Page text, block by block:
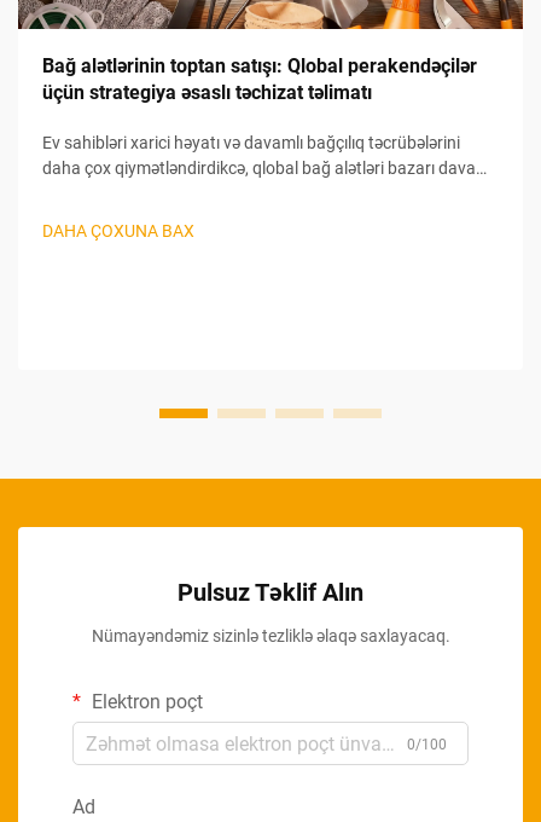
Bağ alətlərinin toptan satışı: Qlobal perakendəçilər
üçün strategiya əsaslı təchizat təlimatı
Ev sahibləri xarici həyatı və davamlı bağçılıq təcrübələrini
daha çox qiymətləndirdikcə, qlobal bağ alətləri bazarı davam
anlamaq...
DAHA ÇOXUNA BAX
Pulsuz Təklif Alın
Nümayəndəmiz sizinlə tezliklə əlaqə saxlayacaq.
Elektron poçt
0/100
Ad